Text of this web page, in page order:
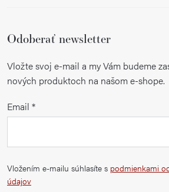
Odoberať newsletter
Vložte svoj e-mail a my Vám budeme
nových produktoch na našom e-shope.
Email
Vložením e-mailu súhlasíte s podmienkami
údajov